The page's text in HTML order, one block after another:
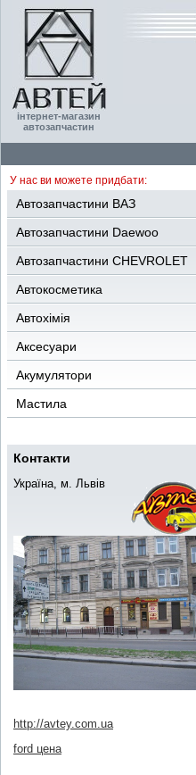
інтернет-магазин
автозапчастин
У нас ви можете придбати:
Автозапчастини ВАЗ
Автозапчастини Daewoo
Автозапчастини CHEVROLET
Автокосметика
Автохімія
Аксесуари
Акумулятори
Мастила
Контакти
Україна, м. Львів
http://avtey.com.ua
ford цена